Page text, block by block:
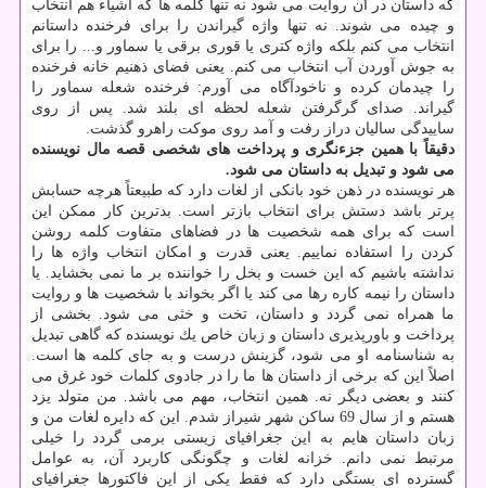
كه داستان در آن روایت می شود نه تنها كلمه ها كه اشیاء هم انتخاب
و چیده می شوند. نه تنها واژه گیراندن را برای فرخنده داستانم
انتخاب می‎ كنم بلكه واژه كتری یا قوری برقی یا سماور و... را برای
به جوش آوردن آب انتخاب می كنم. یعنی فضای ذهنیم خانه فرخنده
را چیدمان كرده و ناخودآگاه می آورم: فرخنده شعله سماور را
گیراند. صدای گرگرفتن شعله لحظه ای بلند شد. پس از روی
ساییدگی سالیان دراز رفت و آمد روی موكت راهرو گذشت.
دقیقاً با همین جزءنگری و پرداخت های شخصی قصه مال نویسنده
می شود و تبدیل به داستان می شود.
هر نویسنده در ذهن خود بانكی از لغات دارد كه طبیعتاً هرچه حسابش
پرتر باشد دستش برای انتخاب بازتر است. بدترین كار ممكن این
است كه برای همه شخصیت ها در فضاهای متفاوت كلمه روشن
كردن را استفاده نماییم. یعنی قدرت و امكان انتخاب واژه ها را
نداشته باشیم كه این خست و بخل را خواننده بر ما نمی بخشاید. یا
داستان را نیمه كاره رها می كند یا اگر بخواند با شخصیت ها و روایت
ما همراه نمی گردد و داستان، تخت و خثی می شود. بخشی از
پرداخت و باورپذیری داستان و زبان خاص یك نویسنده كه گاهی تبدیل
به شناسنامه او می شود، گزینش درست و به جای كلمه ها است.
اصلاً این كه برخی از داستان ها ما را در جادوی كلمات خود غرق می
كنند و بعضی دیگر نه. همین انتخاب، مهم می باشد. من متولد یزد
هستم و از سال 69 ساكن شهر شیراز شدم. این كه دایره لغات من و
زبان داستان هایم به این جغرافیای زیستی برمی گردد را خیلی
مرتبط نمی دانم. خزانه لغات و چگونگی كاربرد آن، به عوامل
گسترده ای بستگی دارد كه فقط یكی از این فاكتورها جغرافیای